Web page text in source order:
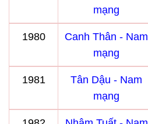
mạng
1980
Canh Thân - Nam
mạng
1981
Tân Dậu - Nam
mạng